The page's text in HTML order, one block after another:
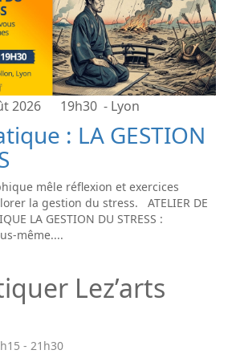
2026 19h30 - Lyon
: LA GESTION
mêle réflexion et exercices
la gestion du stress. ATELIER DE
LA GESTION DU STRESS :
même....
Lez’arts
- 21h30